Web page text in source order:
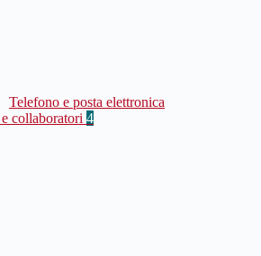
Telefono e posta elettronica
collaboratori 4